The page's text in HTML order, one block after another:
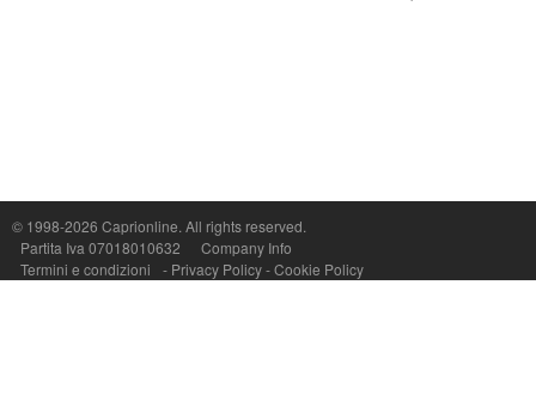
© 1998-2026 Caprionline. All rights reserved.
Partita Iva 07018010632
Company Info
Termini e condizioni
- Privacy Policy-Cookie Policy
P.Iva, C.F. e n.Reg.Imprese Napoli: 07018010632 - Rea n.557643